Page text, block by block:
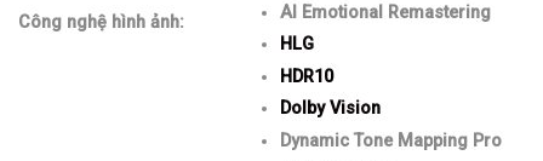
Công nghệ hình ảnh:
AI Emotional Remastering
HLG
HDR10
Dolby Vision
Dynamic Tone Mapping Pro